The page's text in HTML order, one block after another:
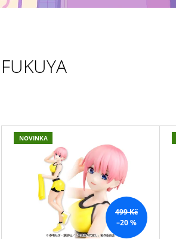
FUKUYA
V
499 Kč
–20 %
NOVINKA